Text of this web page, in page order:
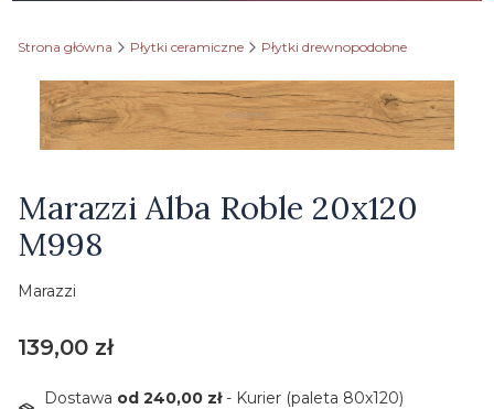
Strona główna Płytki ceramiczne Płytki drewnopodobne
Marazzi Alba Roble 20x120
M998
Marazzi
Cena
139,00 zł
Dostawa od 240,00 zł- Kurier (paleta 80x120)